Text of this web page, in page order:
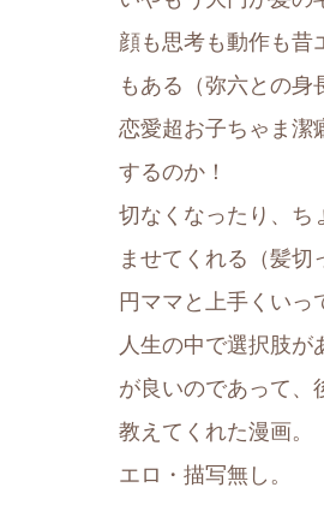
顔も思考も動作も昔
もある（弥六との
恋愛超お子ちゃま潔
するのか！
切なくなったり、ち
ませてくれる（髪
円ママと上手くいっ
人生の中で選択肢
が良いのであって、
教えてくれた漫画。
エロ・描写無し。